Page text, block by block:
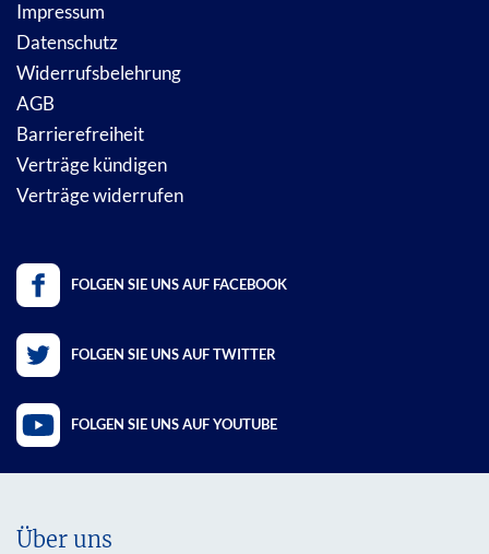
Impressum
Datenschutz
Widerrufsbelehrung
AGB
Barrierefreiheit
Verträge kündigen
Verträge widerrufen
FOLGEN SIE UNS AUF FACEBOOK
FOLGEN SIE UNS AUF TWITTER
FOLGEN SIE UNS AUF YOUTUBE
Über uns